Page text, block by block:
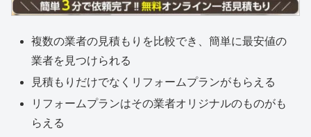
複数の業者の見積もりを比較でき、簡単に最安値の
業者を見つけられる
見積もりだけでなくリフォームプランがもらえる
リフォームプランはその業者オリジナルのものがも
らえる